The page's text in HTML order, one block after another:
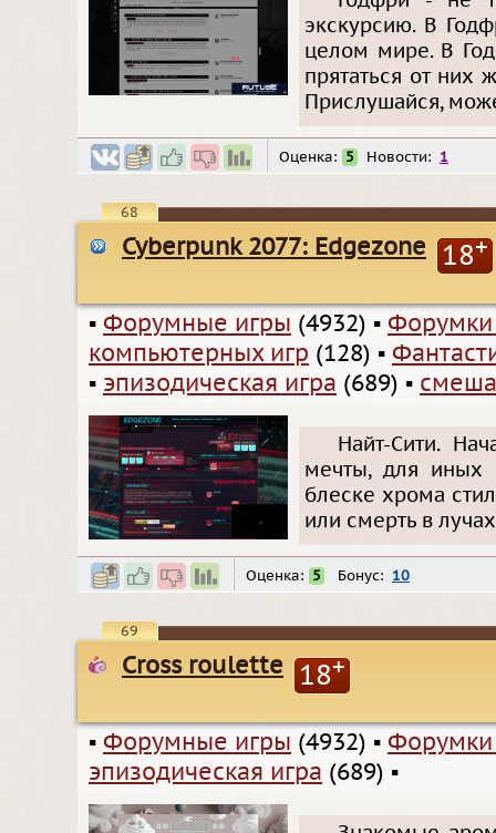
экскурсию. В
целом мире. В
прятаться от них
Прислушайся,
Оценка: 5 Новости: 1
68
Cyberpunk 2077: Edgezone 18+
▪ Форумные игры (4932) ▪
компьютерных игр (128) ▪
▪ эпизодическая игра (689) ▪
Найт-Сити.
мечты, для иных
блеске хрома
или смерть в
Оценка: 5 Бонус: 10
69
Cross roulette 18+
▪ Форумные игры (4932) ▪
эпизодическая игра (689) ▪